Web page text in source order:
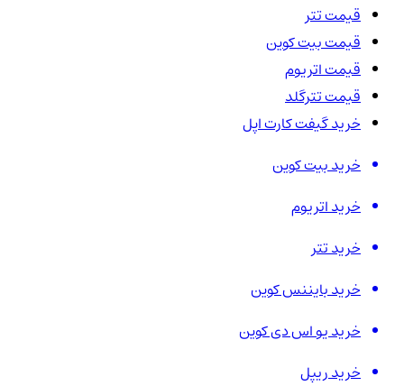
قیمت تتر
قیمت بیت کوین
قیمت اتریوم
قیمت تترگلد
خرید گیفت کارت اپل
خرید بیت کوین
خرید اتریوم
خرید تتر
خرید بایننس کوین
خرید یو اس دی کوین
خرید ریپل